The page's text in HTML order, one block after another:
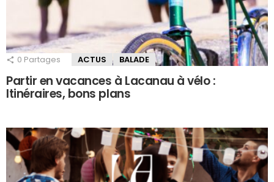
0 Partages ACTUS BALADE
Partir en vacances à Lacanau à vélo :
Itinéraires, bons plans